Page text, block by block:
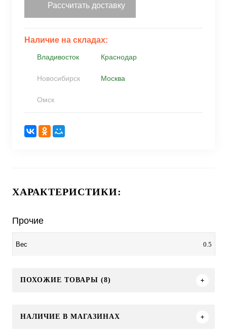
Рассчитать доставку
Наличие на складах:
Владивосток Краснодар
Новосибирск Москва
Омск
ХАРАКТЕРИСТИКИ:
Прочие
Вес 0.5
ПОХОЖИЕ ТОВАРЫ (8)
НАЛИЧИЕ В МАГАЗИНАХ